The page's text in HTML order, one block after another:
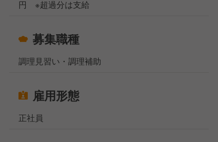
円 ※超過分は支給
募集職種
調理見習い・調理補助
雇用形態
正社員